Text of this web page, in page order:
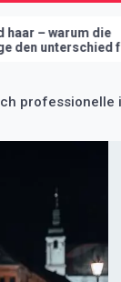
professionelle